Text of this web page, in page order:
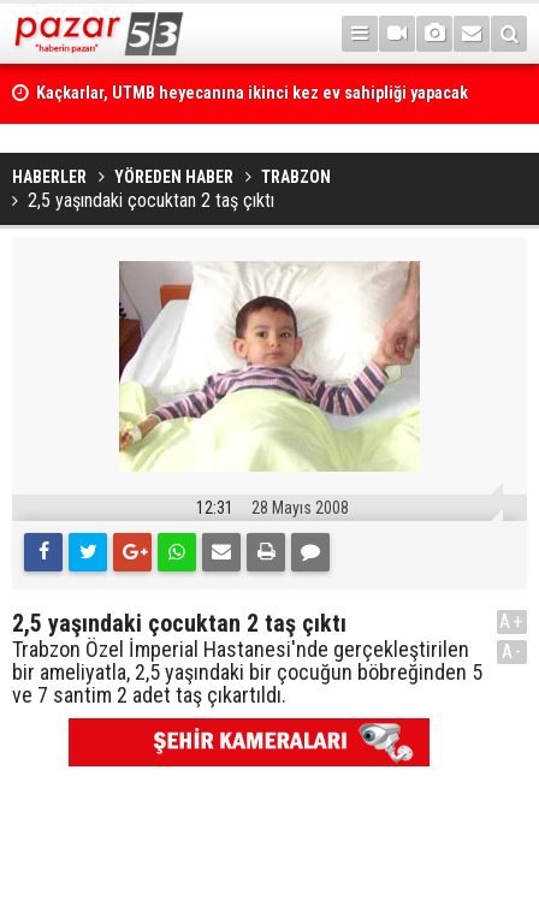
Kaçkarlar, UTMB heyecanına ikinci kez ev sahipliği yapacak
HABERLER YÖREDEN HABER TRABZON
2,5 yaşındaki çocuktan 2 taş çıktı
12:31 28 Mayıs 2008
2,5 yaşındaki çocuktan 2 taş çıktı
Trabzon Özel İmperial Hastanesi'nde gerçekleştirilen
bir ameliyatla, 2,5 yaşındaki bir çocuğun böbreğinden 5
ve 7 santim 2 adet taş çıkartıldı.
A+
A-